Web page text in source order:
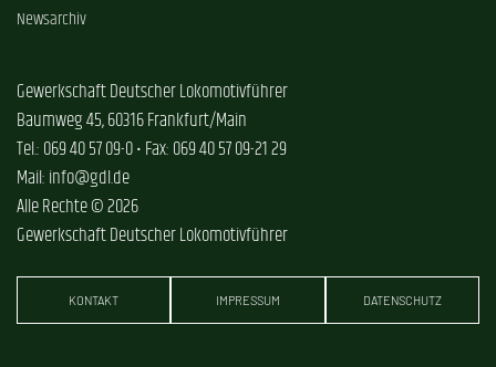
Newsarchiv
Gewerkschaft Deutscher Lokomotivführer
Baumweg 45, 60316 Frankfurt/Main
Tel.: 069 40 57 09-0 • Fax: 069 40 57 09-21 29
Mail: info@gdl.de
Alle Rechte © 2026
Gewerkschaft Deutscher Lokomotivführer
KONTAKT IMPRESSUM DATENSCHUTZ